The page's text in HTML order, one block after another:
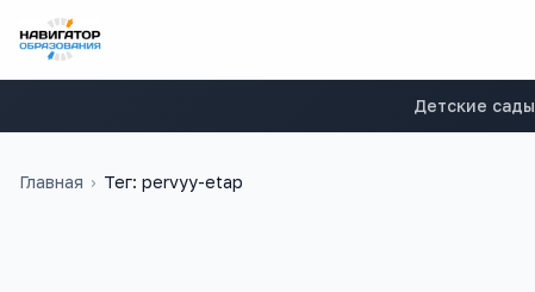
Детские сады
Главная › Тег: pervyy-etap